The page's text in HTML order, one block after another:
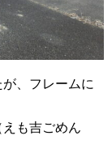
、フレームに
も吉ごめん